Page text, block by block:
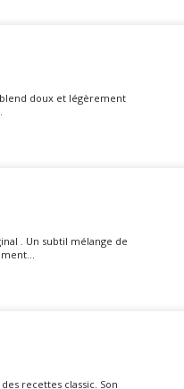
doux et légèrement
. Un subtil mélange de
recettes classic. Son